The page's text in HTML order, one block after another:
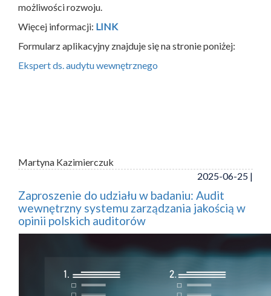
możliwości rozwoju.
Więcej informacji: LINK
Formularz aplikacyjny znajduje się na stronie poniżej:
Ekspert ds. audytu wewnętrznego
Martyna Kazimierczuk
2025-06-25 |
Zaproszenie do udziału w badaniu: Audit
wewnętrzny systemu zarządzania jakością w
opinii polskich auditorów